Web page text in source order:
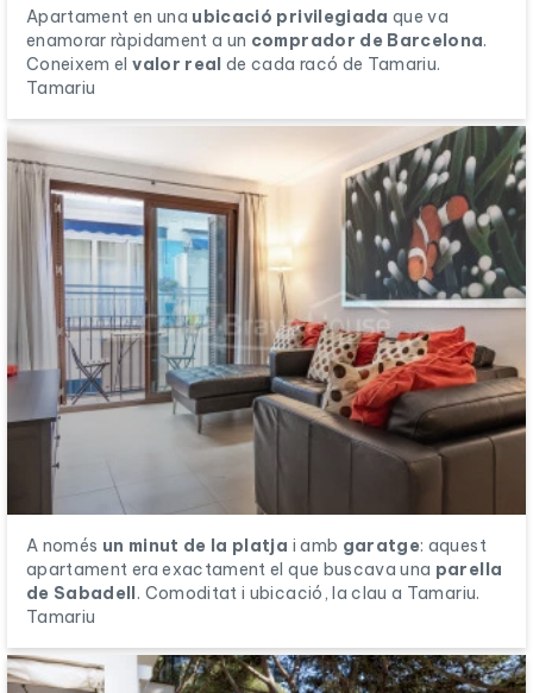
Apartament en una ubicació privilegiada que va
enamorar ràpidament a un comprador de Barcelona.
Coneixem elvalor real de cada racó de Tamariu.
Tamariu
A només un minut de la platja i amb garatge: aquest
apartament era exactament el que buscava una parella
de Sabadell. Comoditat i ubicació, la clau a Tamariu.
Tamariu